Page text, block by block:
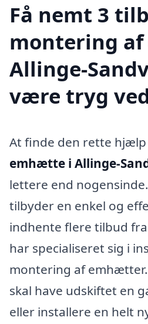
Få nemt 3
montering
Allinge-
være tryg
At finde den rette
emhætte i Allinge-
lettere end
tilbyder en enkel og
indhente flere tilbud
har specialiseret sig i
montering af
skal have udskiftet en
eller installere en helt